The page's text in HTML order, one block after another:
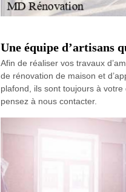
Une équipe d’artisans
Afin de réaliser vos travaux
de rénovation de maison et
plafond, ils sont toujours à
pensez à nous contacter.